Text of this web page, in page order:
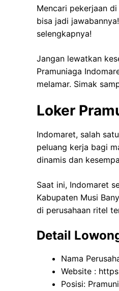
Mencari pekerjaan
bisa jadi
selengkapnya!
Jangan lewatkan
Pramuniaga
melamar. Simak
Loker
Indomaret, salah
peluang kerja bagi
dinamis dan
Saat ini, Indomaret
Kabupaten Musi
di perusahaan ritel
Detail
Nama
Website :
Posisi: